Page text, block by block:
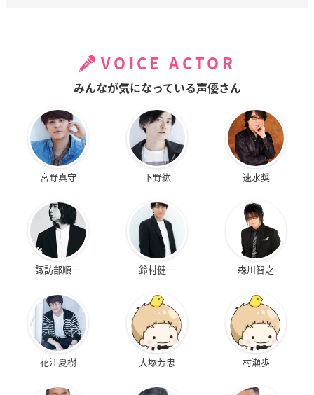
VOICE ACTOR
みんなが気になっている声優さん
宮野真守 下野紘 速水奨
諏訪部順一 鈴村健一 森川智之
花江夏樹 大塚芳忠 村瀬歩